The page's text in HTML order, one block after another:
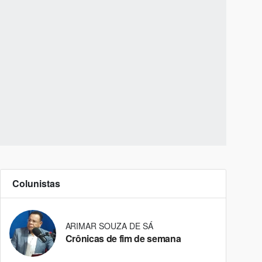
Colunistas
ARIMAR SOUZA DE SÁ
Crônicas de fim de semana